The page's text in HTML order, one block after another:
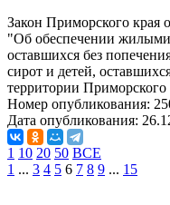
Закон Приморского края
"Об обеспечении жилыми
оставшихся без
сирот и детей,
территории Приморского
Номер опубликования:
Дата опубликования:
1 10 20 50 ВСЕ
1 ... 3 4 5 6 7 8 9 ... 15